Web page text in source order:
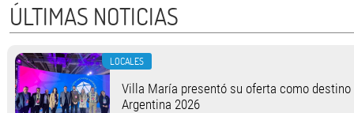
ÚLTIMAS NOTICIAS
LOCALES
Villa María presentó su oferta como
Argentina 2026